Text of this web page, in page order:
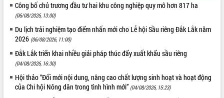
mạng Việt Nam
Đắk Lắk sơ kết 4 năm triển khai thực
hiện Đề án 06 của Chính phủ
Họp báo thông tin về Hội nghị Công bố
Quy hoạch và Xúc tiến đầu tư tỉnh Đắk
Lắk
Khơi thông điểm nghẽn, đẩy nhanh
giải ngân vốn khắc phục thiên tai
Công bố chủ trương đầu tư hai khu công nghiệp quy mô hơn 817 ha
(06/08/2026, 13:00)
Du lịch trải nghiệm tạo điểm nhấn mới cho Lễ hội Sầu riêng Đắk Lắk năm
2026 (06/08/2026, 11:00)
Đắk Lắk triển khai nhiều giải pháp thúc đẩy xuất khẩu sầu riêng
(04/08/2026, 16:30)
Hội thảo “Đổi mới nội dung, nâng cao chất lượng sinh hoạt và hoạt động
của Chi hội Nông dân trong tình hình mới” (04/08/2026, 15:23)